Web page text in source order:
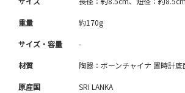
重量 約170g
サイズ・容量 -
材質 陶器：ボーンチャイナ 置時計
原産国 SRI LANKA